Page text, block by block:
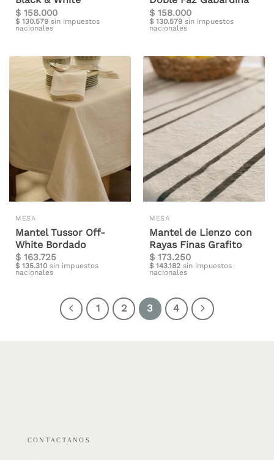
$ 158.000
$ 130.579 sin impuestos
nacionales
$ 158.000
$ 130.579 sin impuestos
nacionales
MESA
Mantel Tussor Off-
White Bordado
$ 163.725
$ 135.310 sin impuestos
nacionales
MESA
Mantel de Lienzo con
Rayas Finas Grafito
$ 173.250
$ 143.182 sin impuestos
nacionales
1 2 3 4
CONTACTANOS